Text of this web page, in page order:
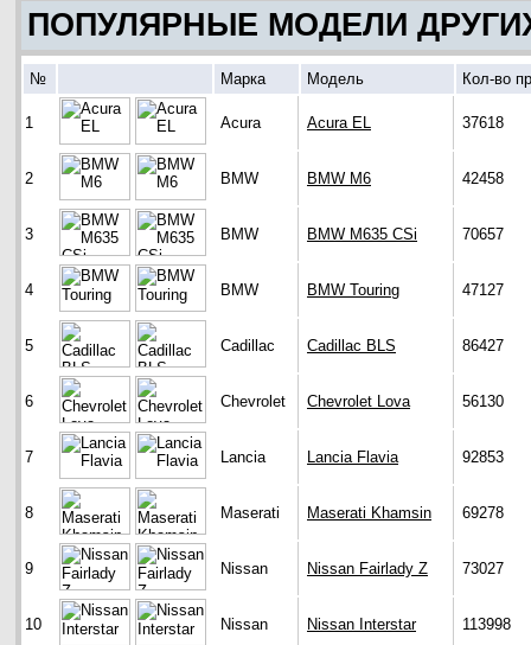
ПОПУЛЯРНЫЕ МОДЕЛИ
№ Марка Модель Кол-во
1 Acura Acura EL 37618
2 BMW BMW M6 42458
3 BMW BMW M635 CSi 70657
4 BMW BMW Touring 47127
5 Cadillac Cadillac BLS 86427
6 Chevrolet Chevrolet Lova 56130
7 Lancia Lancia Flavia 92853
8 Maserati Maserati Khamsin 69278
9 Nissan Nissan Fairlady Z 73027
10 Nissan Nissan Interstar 113998